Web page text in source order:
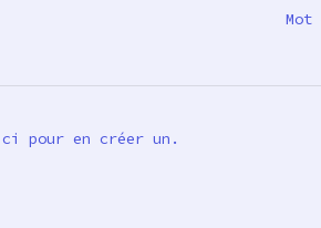
Mot
pour en créer un.